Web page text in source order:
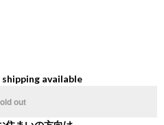
available
out